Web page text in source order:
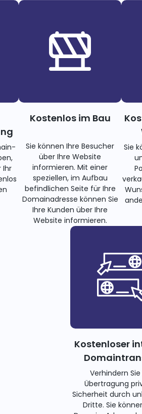
Ihr
Kostenlos im Bau
Sie können Ihre Besucher
über Ihre Website
informieren. Mit einer
speziellen, im Aufbau
befindlichen Seite für Ihre
Domainadresse können Sie
Ihre Kunden über Ihre
Website informieren.
Sie
Kostenloser
Verhindern
Übertragung
Sicherheit durch
Dritte. Sie